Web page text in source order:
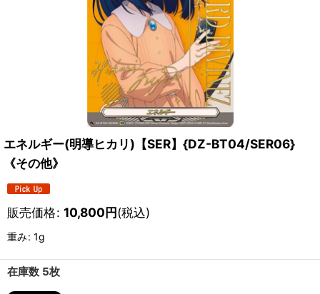
エネルギー(明導ヒカリ)【SER】{DZ-BT04/SER06}
《その他》
販売価格: 10,800円(税込)
重み: 1g
在庫数 5枚